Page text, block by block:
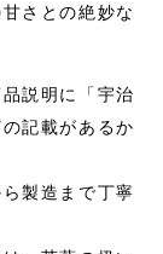
さとの絶妙な
説明に「宇治
記載があるか
製造まで丁寧